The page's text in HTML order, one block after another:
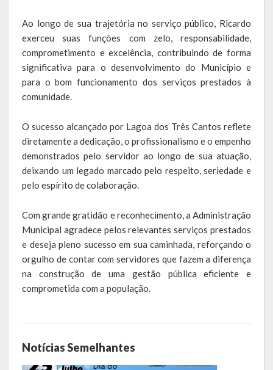
A História da Comunidade Evangélica de Confissão Luterana no
Brasil de Lagoa dos Três Cantos
A história marcante do Grêmio Esportivo Lagoense: uma história
de paixão e muitas conquistas
A História da Igreja Adventista do Sétimo Dia
A História da Comunidade Católica Nossa Senhora da Assunção
de Linha Glória
A História da Comunidade Católica São José de Linha Ojeriza
Pontos Turísticos
Gastronomia
Ao longo de sua trajetória no serviço público, Ricardo
exerceu suas funções com zelo, responsabilidade,
comprometimento e excelência, contribuindo de forma
significativa para o desenvolvimento do Município e
para o bom funcionamento dos serviços prestados à
comunidade.
O sucesso alcançado por Lagoa dos Três Cantos reflete
diretamente a dedicação, o profissionalismo e o empenho
demonstrados pelo servidor ao longo de sua atuação,
deixando um legado marcado pelo respeito, seriedade e
pelo espírito de colaboração.
Com grande gratidão e reconhecimento, a Administração
Municipal agradece pelos relevantes serviços prestados
e deseja pleno sucesso em sua caminhada, reforçando o
orgulho de contar com servidores que fazem a diferença
na construção de uma gestão pública eficiente e
comprometida com a população.
Notícias Semelhantes